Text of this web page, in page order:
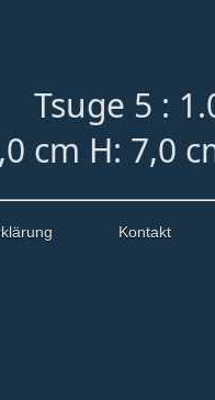
Tsuge 5 :
cm H: 7,0
Kontakt